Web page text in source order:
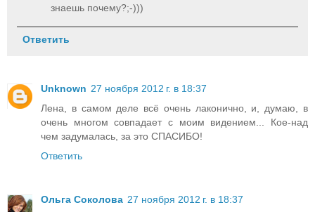
знаешь почему?;-)))
Ответить
Unknown 27 ноября 2012 г. в 18:37
Лена, в самом деле всё очень лаконично, и, думаю, в
очень многом совпадает с моим видением... Кое-над
чем задумалась, за это СПАСИБО!
Ответить
Ольга Соколова 27 ноября 2012 г. в 18:37